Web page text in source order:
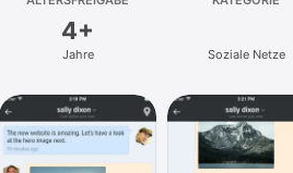
4+
Jahre Soziale Netze